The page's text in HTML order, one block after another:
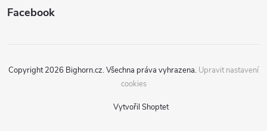
Facebook
Vytvořil Shoptet
Copyright 2026 Bighorn.cz. Všechna práva vyhrazena. Upravit nastavení
cookies